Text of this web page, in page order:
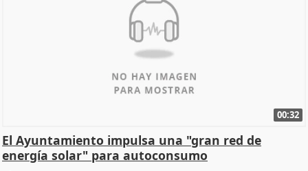
00:32
El Ayuntamiento impulsa una "gran red de
energía solar" para autoconsumo